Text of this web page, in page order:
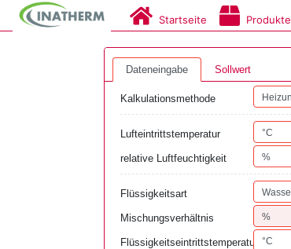
Startseite Produkte
Dateneingabe Sollwert
Kalkulationsmethode
Lufteintrittstemperatur
relative Luftfeuchtigkeit
Flüssigkeitsart
Mischungsverhältnis
Flüssigkeitseintrittstemperatur